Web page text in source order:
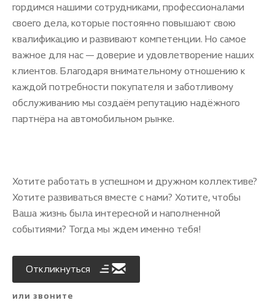
гордимся нашими сотрудниками, профессионалами
своего дела, которые постоянно повышают свою
квалификацию и развивают компетенции. Но самое
важное для нас — доверие и удовлетворение наших
клиентов. Благодаря внимательному отношению к
каждой потребности покупателя и заботливому
обслуживанию мы создаём репутацию надёжного
партнёра на автомобильном рынке.
Хотите работать в успешном и дружном коллективе?
Хотите развиваться вместе с нами? Хотите, чтобы
Ваша жизнь была интересной и наполненной
событиями? Тогда мы ждем именно тебя!
Откликнуться
или звоните